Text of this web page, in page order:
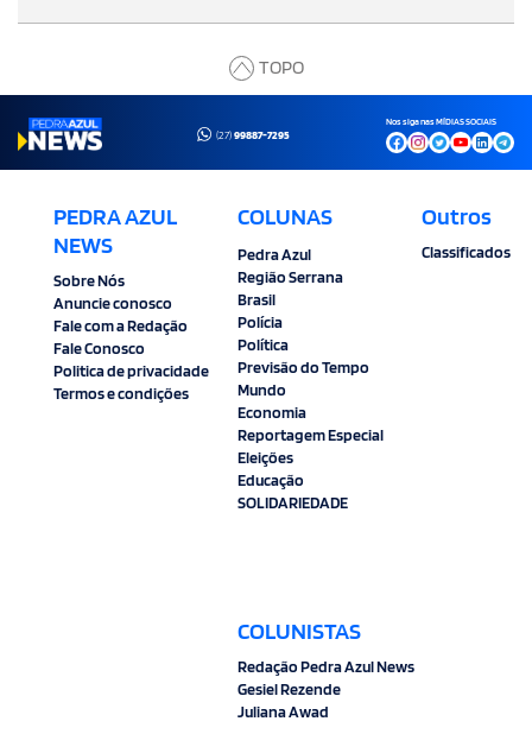
TOPO
(27)99887-7295
Nos siga nas MÍDIAS SOCIAIS
PEDRA AZUL
NEWS
Sobre Nós
Anuncie conosco
Fale com a Redação
Fale Conosco
Politica de privacidade
Termos e condições
COLUNAS
Pedra Azul
Região Serrana
Brasil
Polícia
Política
Previsão do Tempo
Mundo
Economia
Reportagem Especial
Eleições
Educação
SOLIDARIEDADE
COLUNISTAS
Redação Pedra Azul News
Gesiel Rezende
Juliana Awad
Outros
Classificados